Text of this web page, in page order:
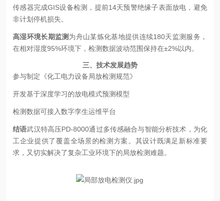
传感器完成GIS设备检测，提前14天预警绝缘子表面放电，避免
非计划停机损失。
高湿环境长期监测为舟山某炼化基地提供连续180天监测服务，
在相对湿度95%环境下，检测数据波动范围保持在±2%以内。
三、技术发展趋势
参与制定《化工电力设备局放检测规范》
开发基于深度学习的放电模式预测模型
检测数据可接入数字孪生运维平台
结语武汉特高压PD-8000通过多传感融合与智能分析技术，为化
工企业提供了覆盖全场景的检测方案。其设计既满足新标准要
求，又切实解决了复杂工业环境下的局放检测难题。